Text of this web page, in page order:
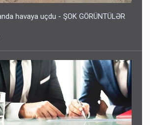
havaya uçdu - ŞOK GÖRÜNTÜLƏR